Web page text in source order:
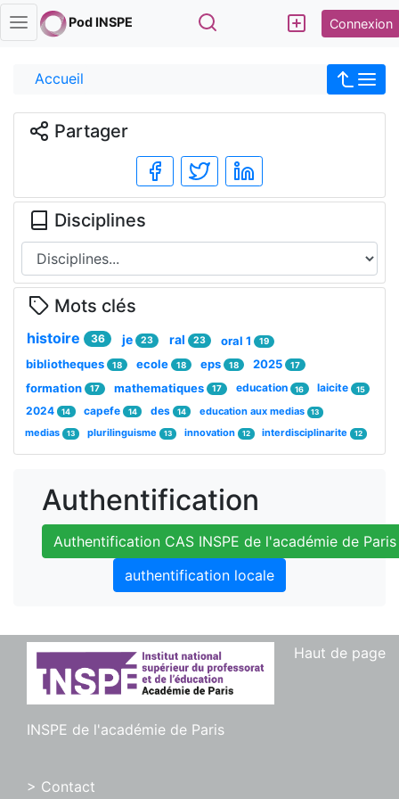
Pod INSPE Rechercher Connexion
Accueil
Authentification
Authentification CAS INSPE de l'académie de Paris
authentification locale
Partager
Disciplines
Mots clés
histoire 36 je 23 ral 23 oral 1 19
bibliotheques 18 ecole 18 eps 18 2025 17
formation 17 mathematiques 17 education 16 laicite 15
2024 14 capefe 14 des 14 education aux medias 13
medias 13 plurilinguisme 13 innovation 12 interdisciplinarite 12
Haut de page
INSPE de l'académie de Paris
> Contact